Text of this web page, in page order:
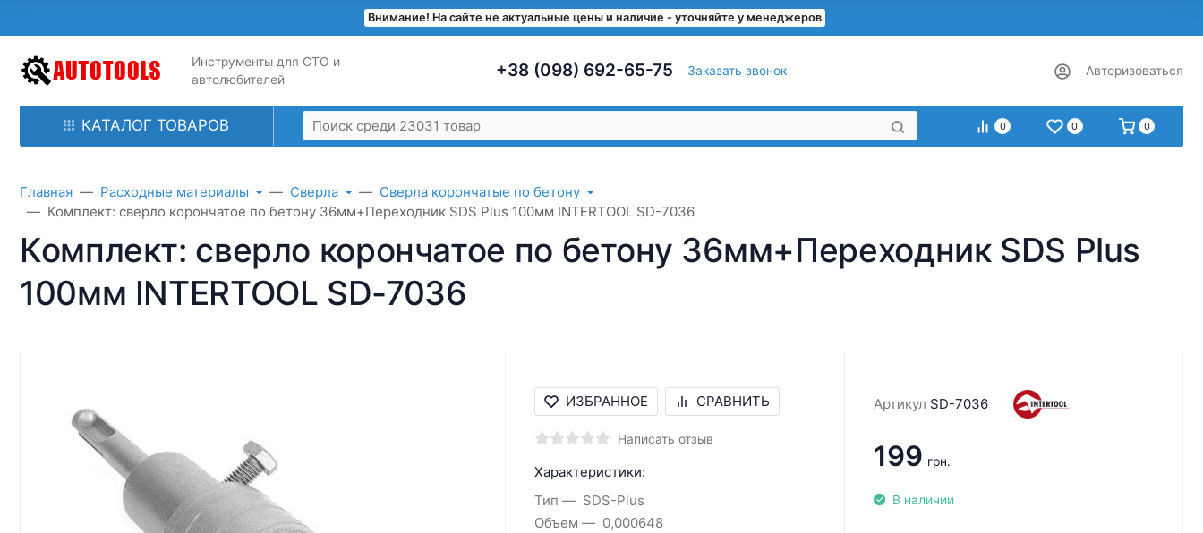
Внимание! На сайте не актуальные цены и наличие - уточняйте у менеджеров
Инструменты для СТО и
автолюбителей
+38 (098) 692-65-75 Заказать звонок Авторизоваться
КАТАЛОГ ТОВАРОВ 0 0 0
Главная Расходные материалы Сверла
Сверла корончатые по бетону
Комплект: сверло корончатое по бетону 36мм+Переходник SDS Plus 100мм INTERTOOL SD-7036
Комплект: сверло корончатое по бетону 36мм+Переходник SDS Plus
100мм INTERTOOL SD-7036
ИЗБРАННОЕ СРАВНИТЬ
Написать отзыв
Характеристики:
Тип
SDS-Plus
Объем
0,000648
Артикул SD-7036
199 грн.
В наличии